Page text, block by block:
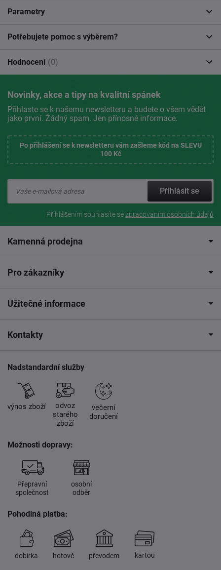
Parametry
Potřebujete pomoc s výběrem?
Hodnocení (0)
Novinky, akce a tipy na kvalitní spánek
Přihlaste se k našemu newsletteru a budete o všem vědět
jako první. Žádný spam. Jen přínosné informace.
Po přihlášení se k newsletteru vám zašleme kód na SLEVU
100 Kč
Přihlásit se
Přihlášením souhlasíte sezpracovaním osobních údajů
Kamenná prodejna
Pro zákazníky
Užitečné informace
Kontakty
Nadstandardní služby
výnos zboží
odvoz
starého
zboží
večerní
doručení
Možnosti dopravy:
Přepravní
společnost
osobní
odběr
Pohodlná platba:
dobírka hotově převodem kartou